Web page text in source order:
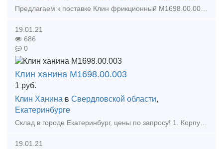
19.01.21
686
0
Клин ханина М1698.00.003
1 руб.
Клин Ханина в Свердловской области,
Екатеринбурге
Склад в городе Екатеринбург, цены по запросу! 1. Корпус Буксы (Восстановленный ) 2. Крышка крепительная 3. Лабиринтное кольцо 4. Штуцер 4370 6. Штуцер 190.02А 7. Ручка ра
19.01.21